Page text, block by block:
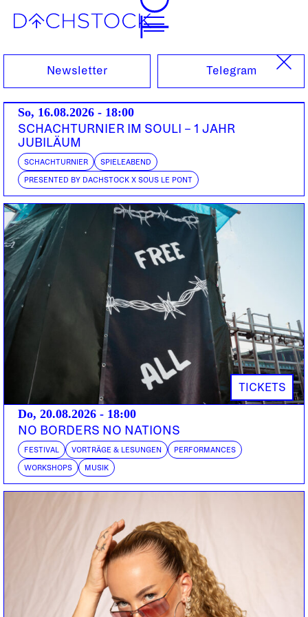
Fr, 02.10.2015
WOMEN WHO ROCK
EVELINN TROUBLE CH | Bakara Music
NADJA ZELA CH
SISSY FOX CH | IRASCIBLE MUSIC
DOORS: ABENDKASSE:
Im Schatten ihrer Kolleginnen Sophie Hunger und
Anna Aaron ist EVELINN TROUBLE Trouble
kontinuierlich gewachsen und hat sich längst nicht
nur als begnadete Sängerin einen Namen gemacht,
sondern und vor allem auch zur talentierten
Musikerin entwickelt. Mit dem im September
ihrem kräftigen Sound nochmals ihren ganz
eigenen Stempel auf. Eine mächtige Suite von
eindringlich packenden Gesängen, psychedelisch
hypnotischen Beats, grossem eklektischem Sound,
einlullenden Stimmen bis hin zu elektronischen
Klängen ist es geworden. Ein intensiver
Newsletter Telegram
So, 16.08.2026 - 18:00
SCHACHTURNIER IM SOULI – 1 JAHR
JUBILÄUM
SCHACHTURNIER SPIELEABEND
PRESENTED BY DACHSTOCK X SOUS LE PONT
TICKETS
Do, 20.08.2026 - 18:00
NO BORDERS NO NATIONS
FESTIVAL VORTRÄGE & LESUNGEN PERFORMANCES
WORKSHOPS MUSIK